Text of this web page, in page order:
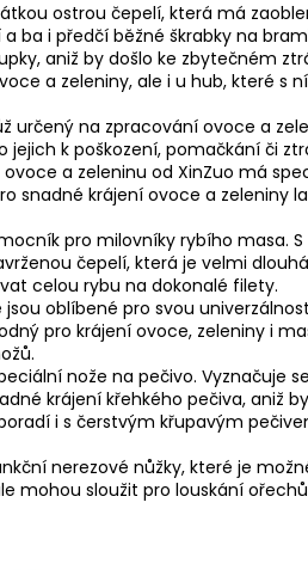
ostrou čepelí, která má
ba i předčí běžné škrabky na
aniž by došlo ke zbytečném
a zeleniny, ale i u hub, které s
určený na zpracování ovoce a
jejich k poškození, pomačkání či
a zeleninu od XinZuo má
snadné krájení ovoce a zeleniny
pro milovníky rybího masa.
čepelí, která je velmi
celou rybu na dokonalé filety.
jsou oblíbené pro svou
pro krájení ovoce, zeleniny i
nože na pečivo. Vyznačuje
krájení křehkého pečiva, aniž
i s čerstvým křupavým
nerezové nůžky, které je
mohou sloužit pro louskání